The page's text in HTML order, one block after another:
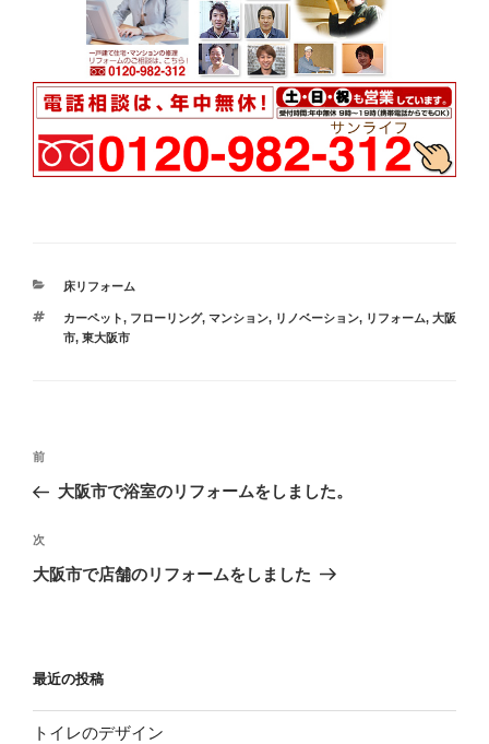
カ
ゴ
リ
床リフォーム
タ
グ
カーペット, フローリング, マンション, リノベーション, リフォーム, 大阪
市, 東大阪市
投
ナ
ビ
ゲ
ン
過
去
投
稿
前
大阪市で浴室のリフォームをしました。
次
の
次
大阪市で店舗のリフォームをしました
最近の投稿
トイレのデザイン